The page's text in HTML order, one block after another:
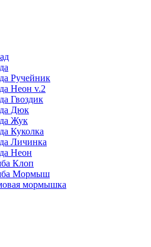
Ручейник
Неон v.2
Гвоздик
Дюк
Жук
Куколка
Личинка
Неон
Клоп
Мормыш
мормышка